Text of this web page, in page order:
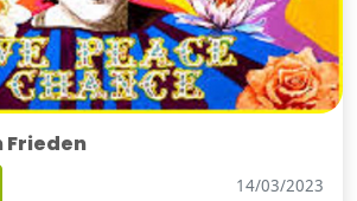
Frieden
14/03/2023